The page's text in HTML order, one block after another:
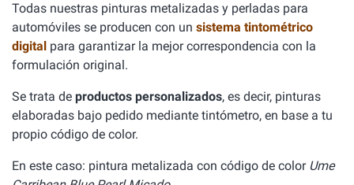
Todas nuestras pinturas metalizadas y perladas para
automóviles se producen con un sistema tintométrico
digital para garantizar la mejor correspondencia con la
formulación original.
Se trata de productos personalizados, es decir, pinturas
elaboradas bajo pedido mediante tintómetro, en base a tu
propio código de color.
En este caso: pintura metalizada con código de color Ume